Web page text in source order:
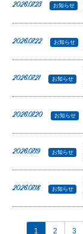
2026.07.23 お知らせ
2026.07.22 お知らせ
2026.07.21 お知らせ
2026.07.20 お知らせ
2026.07.19 お知らせ
2026.07.18 お知らせ
1 2 3